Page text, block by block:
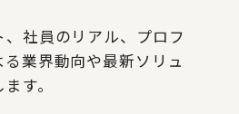
社員のリアル、プロフ
業界動向や最新ソリュ
す。